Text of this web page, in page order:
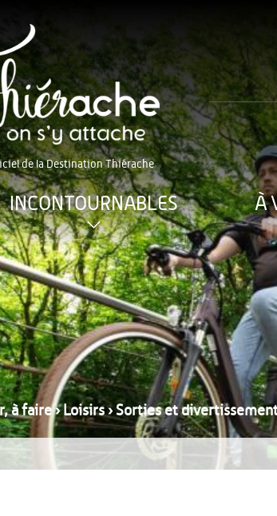
de la Destination Thiérache
INCONTOURNABLES À
à faire›Loisirs›Sorties et